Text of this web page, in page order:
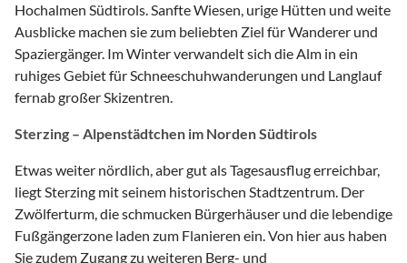
Hochalmen Südtirols. Sanfte Wiesen, urige Hütten und weite
Ausblicke machen sie zum beliebten Ziel für Wanderer und
Spaziergänger. Im Winter verwandelt sich die Alm in ein
ruhiges Gebiet für Schneeschuhwanderungen und Langlauf
fernab großer Skizentren.
Sterzing – Alpenstädtchen im Norden Südtirols
Etwas weiter nördlich, aber gut als Tagesausflug erreichbar,
liegt Sterzing mit seinem historischen Stadtzentrum. Der
Zwölferturm, die schmucken Bürgerhäuser und die lebendige
Fußgängerzone laden zum Flanieren ein. Von hier aus haben
Sie zudem Zugang zu weiteren Berg- und